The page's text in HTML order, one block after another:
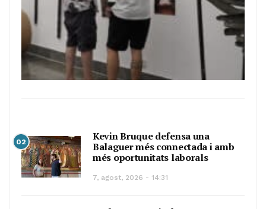
02
Kevin Bruque defensa una
Balaguer més connectada i amb
més oportunitats laborals
7, agost, 2026 - 14:31